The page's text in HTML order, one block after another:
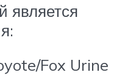
является
Fox Urine